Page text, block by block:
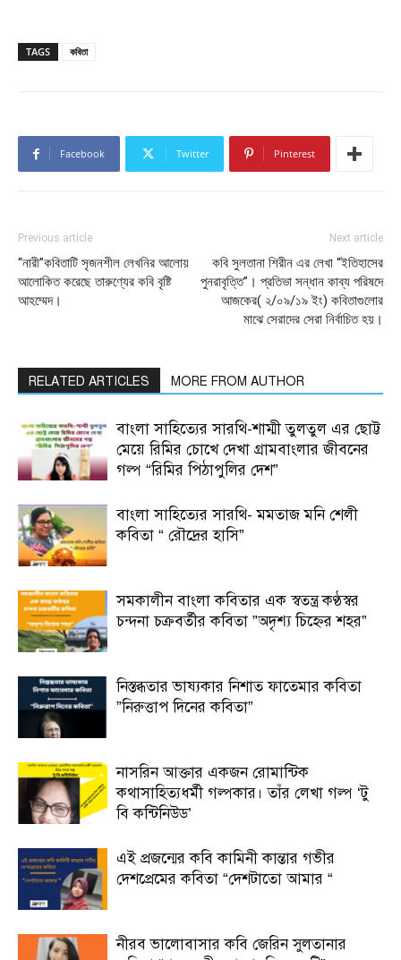
TAGS কবিতা
Facebook Twitter Pinterest
Previous article
“নারী”কবিতাটি সৃজনশীল লেখনির আলোয়
আলোকিত করেছে তারুণ্যের কবি বৃষ্টি
আহম্মেদ।
Next article
কবি সুলতানা শিরীন এর লেখা “ইতিহাসের
পুনরাবৃত্তি”। প্রতিভা সন্ধান কাব্য পরিষদে
আজকের( ২/০৯/১৯ ইং) কবিতাগুলোর
মাঝে সেরাদের সেরা নির্বাচিত হয়।
RELATED ARTICLES MORE FROM AUTHOR
বাংলা সাহিত্যের সারথি-শাম্মী তুলতুল এর ছোট্ট
মেয়ে রিমির চোখে দেখা গ্রামবাংলার জীবনের
গল্প “রিমির পিঠাপুলির দেশ”
বাংলা সাহিত্যের সারথি- মমতাজ মনি শেলী
কবিতা “ রৌদ্রের হাসি”
সমকালীন বাংলা কবিতার এক স্বতন্ত্র কণ্ঠস্বর
চন্দনা চক্রবর্তীর কবিতা ”অদৃশ্য চিহ্নের শহর”
নিস্তব্ধতার ভাষ্যকার নিশাত ফাতেমার কবিতা
”নিরুত্তাপ দিনের কবিতা”
নাসরিন আক্তার একজন রোমান্টিক
কথাসাহিত্যধর্মী গল্পকার। তাঁর লেখা গল্প ‘টু
বি কন্টিনিউড’
এই প্রজন্মের কবি কামিনী কান্তার গভীর
দেশপ্রেমের কবিতা “দেশটাতো আমার “
নীরব ভালোবাসার কবি জেরিন সুলতানার